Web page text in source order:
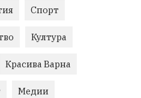
Спорт
Култура
Красива Варна
Медии